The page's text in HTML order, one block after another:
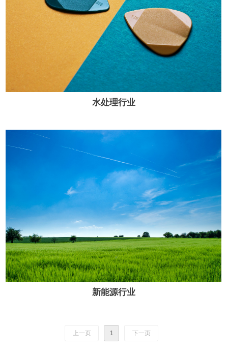
水处理行业
新能源行业
上一页 1 下一页